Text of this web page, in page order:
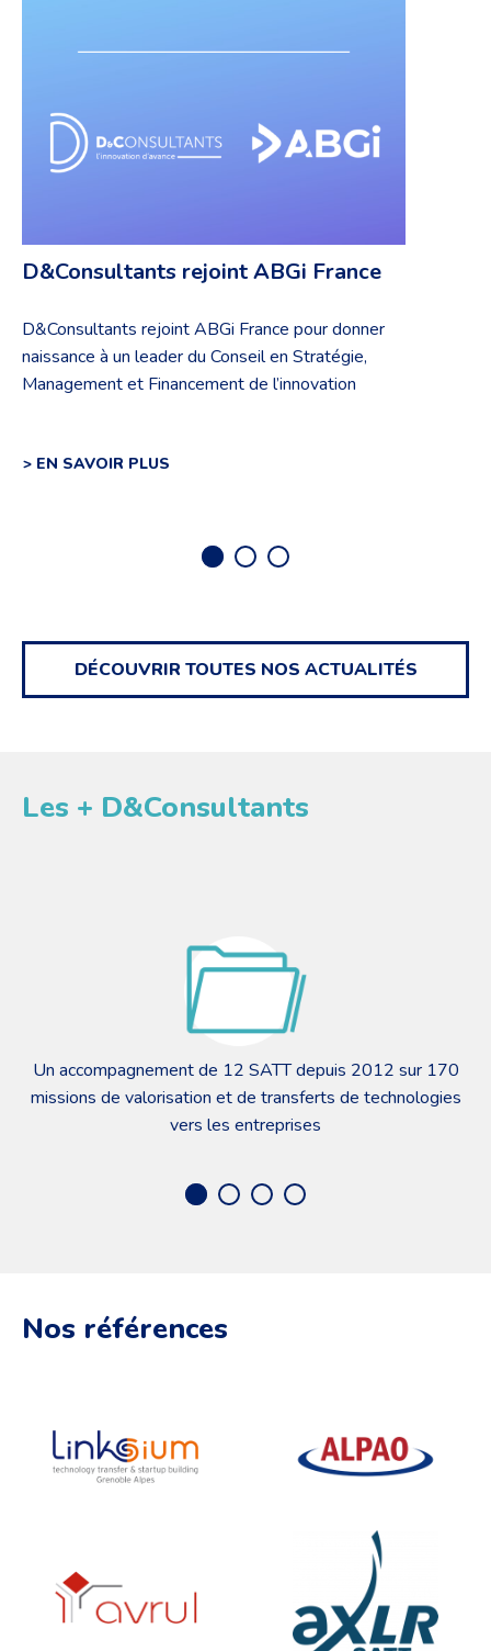
D&Consultants rejoint ABGi France
D&Consultants rejoint ABGi France pour donner
naissance à un leader du Conseil en Stratégie,
Management et Financement de l’innovation
> EN SAVOIR PLUS
DÉCOUVRIR TOUTES NOS ACTUALITÉS
Les + D&Consultants
Un accompagnement de 12 SATT depuis 2012 sur 170
missions de valorisation et de transferts de technologies
vers les entreprises
Nos références